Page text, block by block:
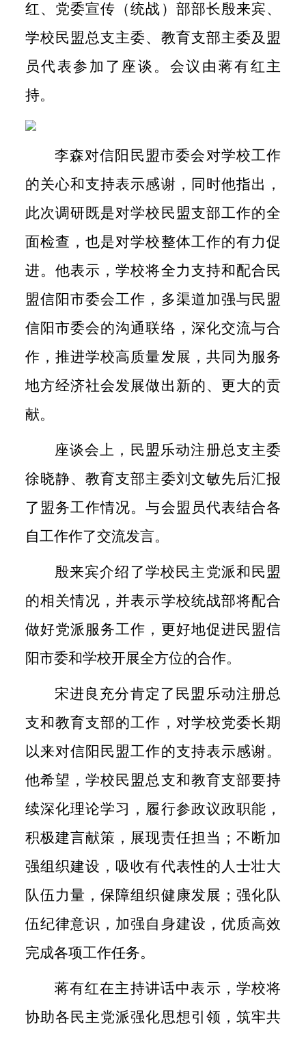
红、党委宣传（统战）部部长殷来宾、
学校民盟总支主委、教育支部主委及盟
员代表参加了座谈。会议由蒋有红主
持。
李森对信阳民盟市委会对学校工作
的关心和支持表示感谢，同时他指出，
此次调研既是对学校民盟支部工作的全
面检查，也是对学校整体工作的有力促
进。他表示，学校将全力支持和配合民
盟信阳市委会工作，多渠道加强与民盟
信阳市委会的沟通联络，深化交流与合
作，推进学校高质量发展，共同为服务
地方经济社会发展做出新的、更大的贡
献。
座谈会上，民盟乐动注册总支主委
徐晓静、教育支部主委刘文敏先后汇报
了盟务工作情况。与会盟员代表结合各
自工作作了交流发言。
殷来宾介绍了学校民主党派和民盟
的相关情况，并表示学校统战部将配合
做好党派服务工作，更好地促进民盟信
阳市委和学校开展全方位的合作。
宋进良充分肯定了民盟乐动注册总
支和教育支部的工作，对学校党委长期
以来对信阳民盟工作的支持表示感谢。
他希望，学校民盟总支和教育支部要持
续深化理论学习，履行参政议政职能，
积极建言献策，展现责任担当；不断加
强组织建设，吸收有代表性的人士壮大
队伍力量，保障组织健康发展；强化队
伍纪律意识，加强自身建设，优质高效
完成各项工作任务。
蒋有红在主持讲话中表示，学校将
协助各民主党派强化思想引领，筑牢共